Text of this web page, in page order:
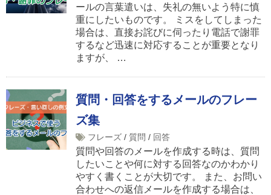
ールの言葉遣いは、失礼の無いよう特に慎
重にしたいものです。 ミスをしてしまった
場合は、直接お詫びに伺ったり電話で謝罪
するなど迅速に対応することが重要となり
ますが、 …
質問・回答をするメールのフレー
ズ集
フレーズ / 質問 / 回答
質問や回答のメールを作成する時は、質問
したいことや何に対する回答なのかわかり
やすく書くことが大切です。 また、お問い
合わせへの返信メールを作成する場合は、